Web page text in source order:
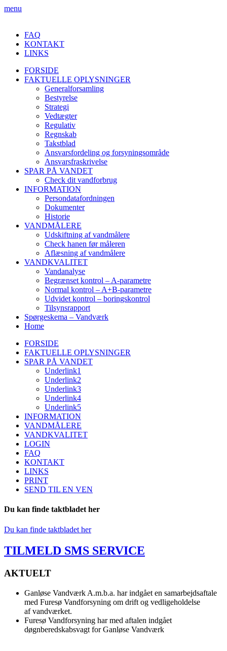
menu
FAQ
KONTAKT
LINKS
FORSIDE
FAKTUELLE OPLYSNINGER
Generalforsamling
Bestyrelse
Strategi
Vedtægter
Regulativ
Regnskab
Takstblad
Ansvarsfordeling og forsyningsområde
Ansvarsfraskrivelse
SPAR PÅ VANDET
Check dit vandforbrug
INFORMATION
Persondatafordningen
Dokumenter
Historie
VANDMÅLERE
Udskiftning af vandmålere
Check hanen før måleren
Aflæsning af vandmålere
VANDKVALITET
Vandanalyse
Begrænset kontrol – A-parametre
Normal kontrol – A+B-parametre
Udvidet kontrol – boringskontrol
Tilsynsrapport
Spørgeskema – Vandværk
Home
FORSIDE
FAKTUELLE OPLYSNINGER
SPAR PÅ VANDET
Underlink1
Underlink2
Underlink3
Underlink4
Underlink5
INFORMATION
VANDMÅLERE
VANDKVALITET
LOGIN
FAQ
KONTAKT
LINKS
PRINT
SEND TIL EN VEN
Du kan finde taktbladet her
Du kan finde taktbladet her
TILMELD SMS SERVICE
AKTUELT
Ganløse Vandværk A.m.b.a. har indgået en samarbejdsaftale
med Furesø Vandforsyning om drift og vedligeholdelse
af vandværket.
Furesø Vandforsyning har med aftalen indgået
døgnberedskabsvagt for Ganløse Vandværk